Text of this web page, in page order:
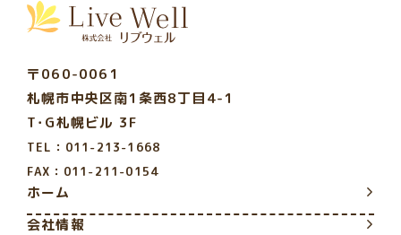
〒060-0061
札幌市中央区南1条西8丁目4-1
T･G札幌ビル 3F
TEL：011-213-1668
FAX：011-211-0154
ホーム
会社情報